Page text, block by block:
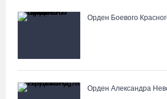
Орден Боевого
Орден Александра